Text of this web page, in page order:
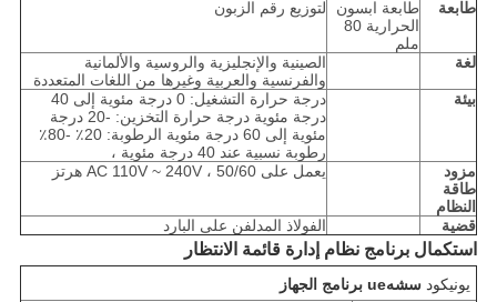
طابعة
طابعة ابسون
الحرارية 80
ملم
لتوزيع رقم الزبون
لغة
الصينية والإنجليزية والروسية والألمانية
والفرنسية والعربية وغيرها من اللغات المتعددة
بيئة
درجة حرارة التشغيل: 0 درجة مئوية إلى 40
درجة مئوية درجة حرارة التخزين: -20 درجة
مئوية إلى 60 درجة مئوية الرطوبة: 20٪ -80٪ ​​
رطوبة نسبية عند 40 درجة مئوية ،
مزود
طاقة
النظام
يعمل على AC 110V ~ 240V ، 50/60 هرتز
قضية الفولاذ المدلفن على البارد
استكمال برنامج نظام إدارة قائمة الانتظار
يونيكود سشهue برنامج الجهاز